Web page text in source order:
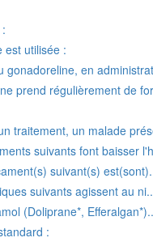
est utilisée :
gonadoreline, en
prend régulièrement de
traitement, un malade
suivants font baisser
suivant(s)
suivants agissent au
(Doliprane*,
: